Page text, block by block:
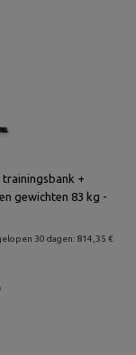
trainingsbank +
gewichten 83 kg -
30 dagen: 814,35 €